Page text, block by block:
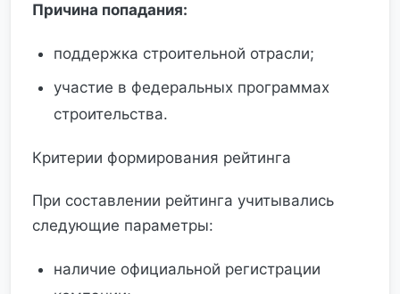
Причина попадания:
поддержка строительной отрасли;
участие в федеральных программах
строительства.
Критерии формирования рейтинга
При составлении рейтинга учитывались
следующие параметры:
наличие официальной регистрации